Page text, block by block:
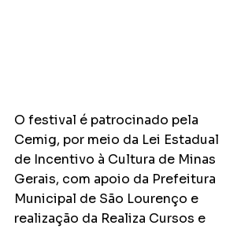
O festival é patrocinado pela
Cemig, por meio da Lei Estadual
de Incentivo à Cultura de Minas
Gerais, com apoio da Prefeitura
Municipal de São Lourenço e
realização da Realiza Cursos e